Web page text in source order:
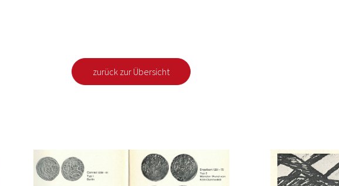
zurück zur Übersicht